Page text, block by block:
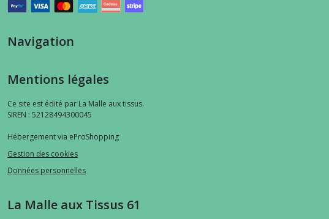
Navigation
Mentions légales
Ce site est édité par La Malle aux tissus.
SIREN : 52128494300045
Hébergement via eProShopping
Gestion des cookies
Données personnelles
La Malle aux Tissus 61